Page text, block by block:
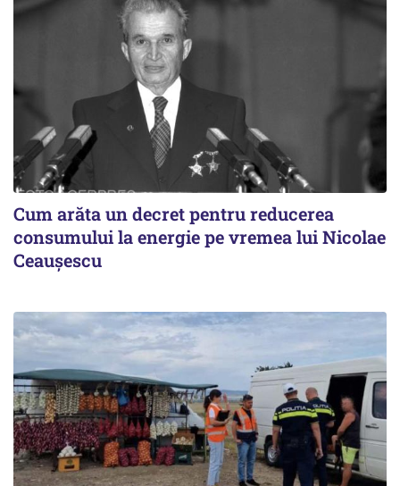
Cum arăta un decret pentru reducerea
consumului la energie pe vremea lui Nicolae
Ceaușescu